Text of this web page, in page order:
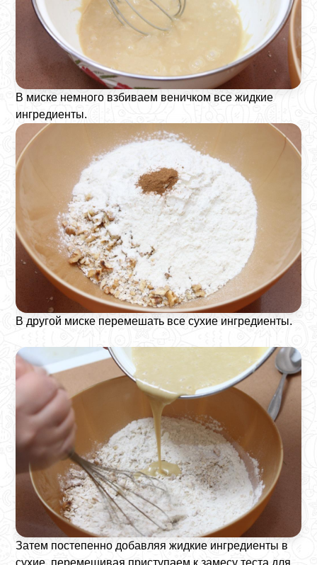
В миске немного взбиваем веничком все жидкие
ингредиенты.
В другой миске перемешать все сухие ингредиенты.
Затем постепенно добавляя жидкие ингредиенты в
сухие, перемешивая приступаем к замесу теста для